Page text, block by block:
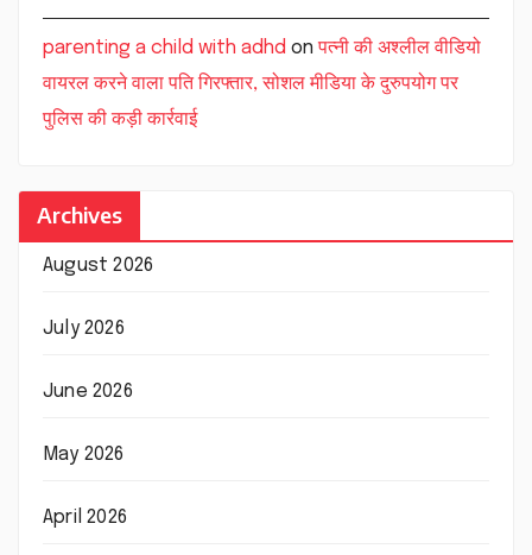
parenting a child with adhd onपत्नी की अश्लील वीडियो
वायरल करने वाला पति गिरफ्तार, सोशल मीडिया के दुरुपयोग पर
पुलिस की कड़ी कार्रवाई
Archives
August 2026
July 2026
June 2026
May 2026
April 2026